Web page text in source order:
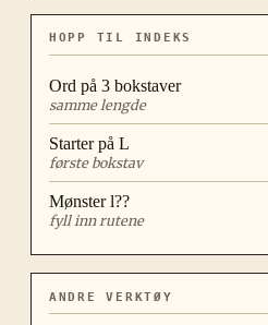
HOPP TIL INDEKS
Ord på 3 bokstaver
samme lengde
Starter på L
første bokstav
Mønsterl??
fyll inn rutene
ANDRE VERKTØY